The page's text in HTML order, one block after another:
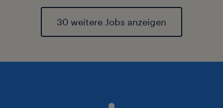
30 weitere Jobs anzeigen